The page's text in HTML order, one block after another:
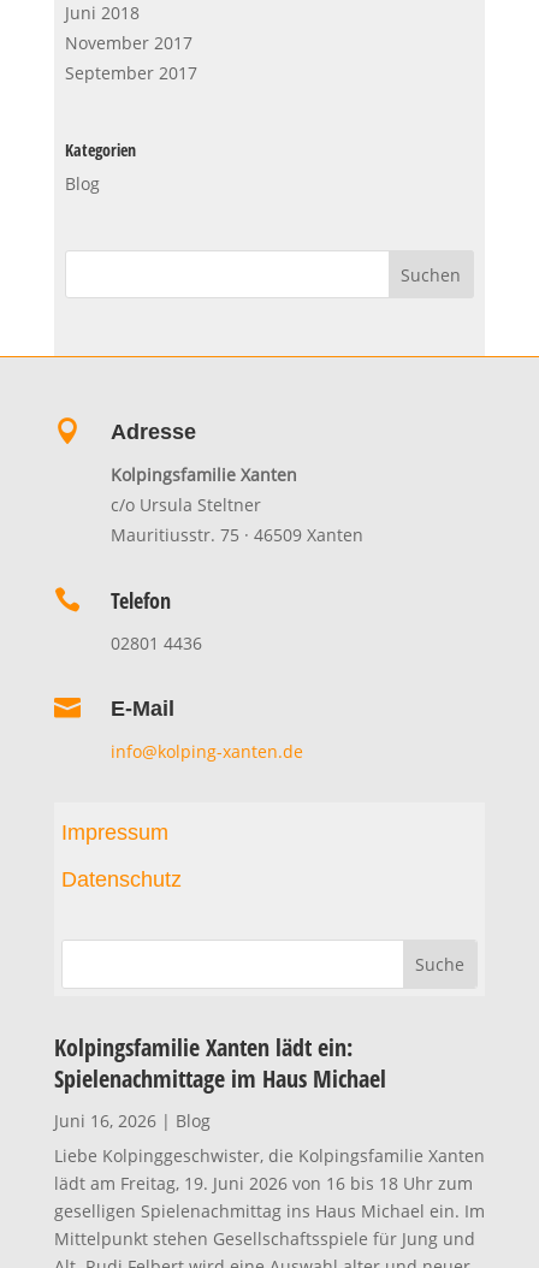
Juni 2018
November 2017
September 2017
Kategorien
Blog
 Adresse
Kolpingsfamilie Xanten
c/o Ursula Steltner
Mauritiusstr. 75 · 46509 Xanten
 Telefon
02801 4436
 E-Mail
info@kolping-xanten.de
Impressum
Datenschutz
Kolpingsfamilie Xanten lädt ein:
Spielenachmittage im Haus Michael
Juni 16, 2026| Blog
Liebe Kolpinggeschwister, die Kolpingsfamilie Xanten
lädt am Freitag, 19. Juni 2026 von 16 bis 18 Uhr zum
geselligen Spielenachmittag ins Haus Michael ein. Im
Mittelpunkt stehen Gesellschaftsspiele für Jung und